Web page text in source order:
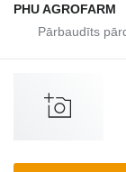
PHU AGROFARM